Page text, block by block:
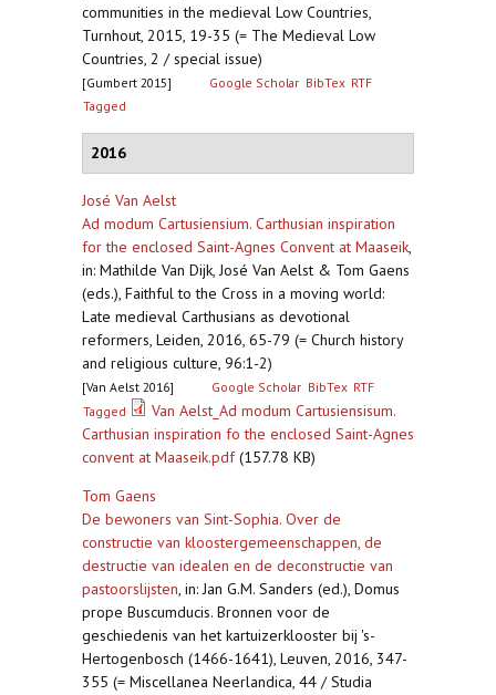
communities in the medieval Low Countries,
Turnhout, 2015, 19-35 (= The Medieval Low
Countries, 2 / special issue)
[Gumbert 2015] Google Scholar BibTex RTF
Tagged
2016
José Van Aelst
Ad modum Cartusiensium. Carthusian inspiration
for the enclosed Saint-Agnes Convent at Maaseik,
in: Mathilde Van Dijk, José Van Aelst & Tom Gaens
(eds.), Faithful to the Cross in a moving world:
Late medieval Carthusians as devotional
reformers, Leiden, 2016, 65-79 (= Church history
and religious culture, 96:1-2)
[Van Aelst 2016] Google Scholar BibTex RTF
Tagged
Van Aelst_Ad modum Cartusiensisum.
Carthusian inspiration fo the enclosed Saint-Agnes
convent at Maaseik.pdf(157.78 KB)
Tom Gaens
De bewoners van Sint-Sophia. Over de
constructie van kloostergemeenschappen, de
destructie van idealen en de deconstructie van
pastoorslijsten, in: Jan G.M. Sanders (ed.), Domus
prope Buscumducis. Bronnen voor de
geschiedenis van het kartuizerklooster bij 's-
Hertogenbosch (1466-1641), Leuven, 2016, 347-
355 (= Miscellanea Neerlandica, 44 / Studia